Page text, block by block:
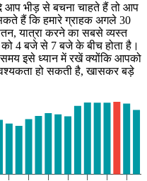
आप भीड़ से बचना चाहते हैं तो आप
हैं कि हमारे ग्राहक अगले 30
यात्रा करने का सबसे व्यस्त
4 बजे से 7 बजे के बीच होता है।
इसे ध्यान में रखें क्योंकि आपको
हो सकती है, खासकर बड़े